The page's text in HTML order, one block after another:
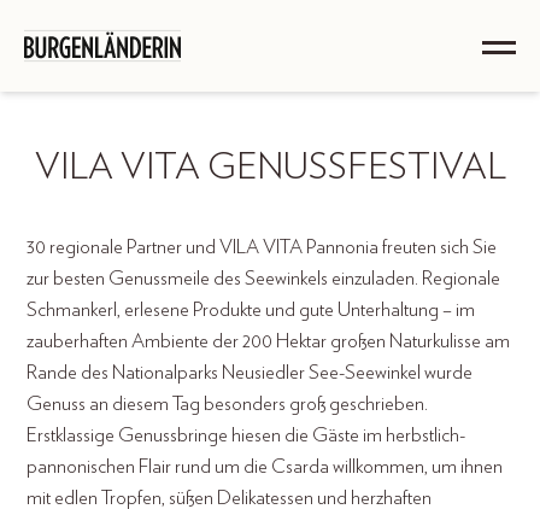
VILA VITA GENUSSFESTIVAL
30 regionale Partner und VILA VITA Pannonia freuten sich Sie
zur besten Genussmeile des Seewinkels einzuladen. Regionale
Schmankerl, erlesene Produkte und gute Unterhaltung – im
zauberhaften Ambiente der 200 Hektar großen Naturkulisse am
Rande des Nationalparks Neusiedler See-Seewinkel wurde
Genuss an diesem Tag besonders groß geschrieben.
Erstklassige Genussbringe hiesen die Gäste im herbstlich-
pannonischen Flair rund um die Csarda willkommen, um ihnen
mit edlen Tropfen, süßen Delikatessen und herzhaften